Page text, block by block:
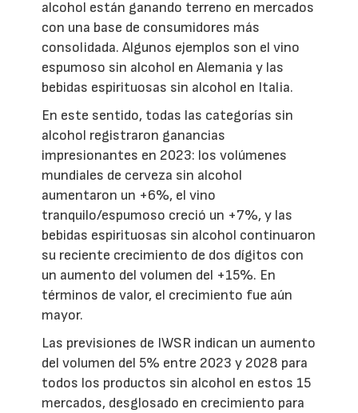
alcohol están ganando terreno en mercados
con una base de consumidores más
consolidada. Algunos ejemplos son el vino
espumoso sin alcohol en Alemania y las
bebidas espirituosas sin alcohol en Italia.
En este sentido, todas las categorías sin
alcohol registraron ganancias
impresionantes en 2023: los volúmenes
mundiales de cerveza sin alcohol
aumentaron un +6%, el vino
tranquilo/espumoso creció un +7%, y las
bebidas espirituosas sin alcohol continuaron
su reciente crecimiento de dos dígitos con
un aumento del volumen del +15%. En
términos de valor, el crecimiento fue aún
mayor.
Las previsiones de IWSR indican un aumento
del volumen del 5% entre 2023 y 2028 para
todos los productos sin alcohol en estos 15
mercados, desglosado en crecimiento para